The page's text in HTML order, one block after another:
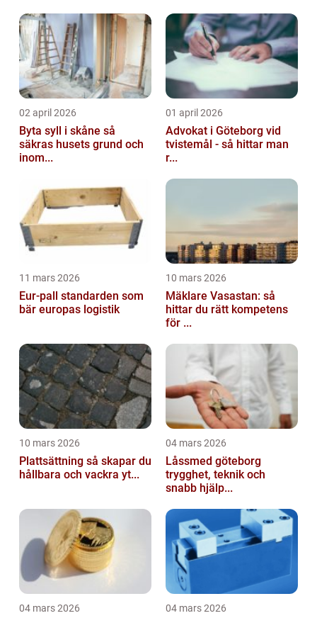
02 april 2026
Byta syll i skåne så
säkras husets grund och
inom...
01 april 2026
Advokat i Göteborg vid
tvistemål - så hittar man
r...
11 mars 2026
Eur-pall standarden som
bär europas logistik
10 mars 2026
Mäklare Vasastan: så
hittar du rätt kompetens
för ...
10 mars 2026
Plattsättning så skapar du
hållbara och vackra yt...
04 mars 2026
Låssmed göteborg
trygghet, teknik och
snabb hjälp...
04 mars 2026 04 mars 2026